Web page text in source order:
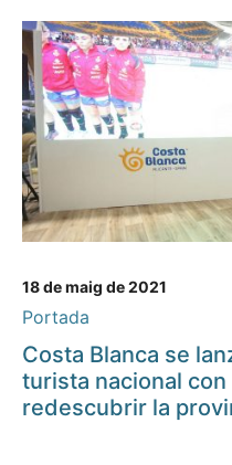
18 de maig de 2021
Portada
Costa Blanca se
turista nacional con
redescubrir la